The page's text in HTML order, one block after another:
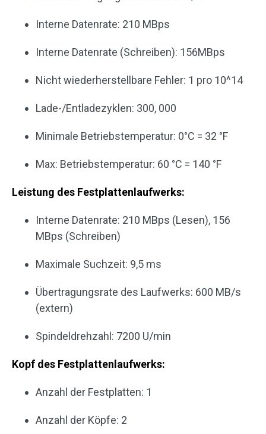
Interne Datenrate: 210 MBps
Interne Datenrate (Schreiben): 156MBps
Nicht wiederherstellbare Fehler: 1 pro 10^14
Lade-/Entladezyklen: 300, 000
Minimale Betriebstemperatur: 0°C = 32 °F
Max: Betriebstemperatur: 60 °C = 140 °F
Leistung des Festplattenlaufwerks:
Interne Datenrate: 210 MBps (Lesen), 156
MBps (Schreiben)
Maximale Suchzeit: 9,5 ms
Übertragungsrate des Laufwerks: 600 MB/s
(extern)
Spindeldrehzahl: 7200 U/min
Kopf des Festplattenlaufwerks:
Anzahl der Festplatten: 1
Anzahl der Köpfe: 2